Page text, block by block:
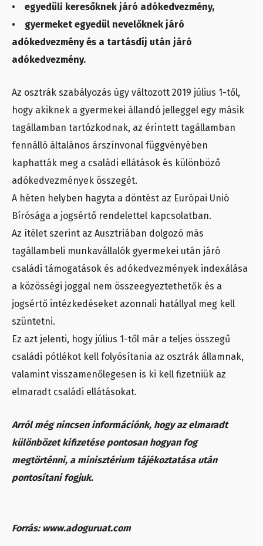
• egyedüli keresőknek járó adókedvezmény,
• gyermeket egyedül nevelőknek járó
adókedvezmény és a tartásdíj után járó
adókedvezmény.
Az osztrák szabályozás úgy változott 2019 július 1-től,
hogy akiknek a gyermekei állandó jelleggel egy másik
tagállamban tartózkodnak, az érintett tagállamban
fennálló általános árszínvonal függvényében
kaphatták meg a családi ellátások és különböző
adókedvezmények összegét.
A héten helyben hagyta a döntést az Európai Unió
Bírósága a jogsértő rendelettel kapcsolatban.
Az ítélet szerint az Ausztriában dolgozó más
tagállambeli munkavállalók gyermekei után járó
családi támogatások és adókedvezmények indexálása
a közösségi joggal nem összeegyeztethetők és a
jogsértő intézkedéseket azonnali hatállyal meg kell
szüntetni.
Ez azt jelenti, hogy július 1-től már a teljes összegű
családi pótlékot kell folyósítania az osztrák államnak,
valamint visszamenőlegesen is ki kell fizetniük az
elmaradt családi ellátásokat.
Arról még nincsen információnk, hogy az elmaradt
különbözet kifizetése pontosan hogyan fog
megtörténni, a minisztérium tájékoztatása után
pontosítani fogjuk.
Forrás: www.adoguruat.com